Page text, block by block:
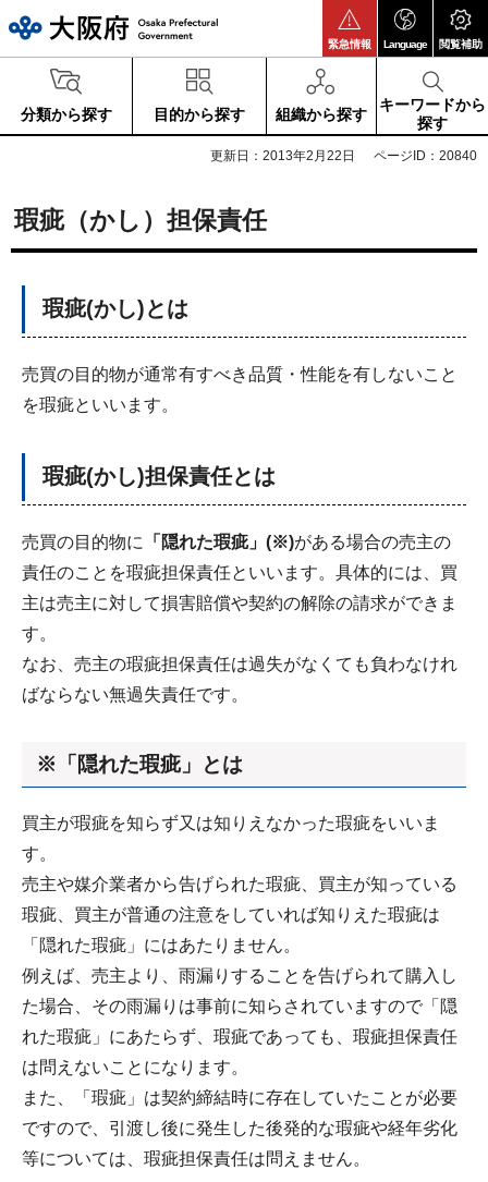
緊急情報 Language 閲覧補助
分類から探す 目的から探す 組織から探す
キーワードから
探す
更新日：2013年2月22日 ページID：20840
瑕疵（かし）担保責任
瑕疵(かし)とは
売買の目的物が通常有すべき品質・性能を有しないこと
を瑕疵といいます。
瑕疵(かし)担保責任とは
売買の目的物に 「隠れた瑕疵」(※)がある場合の売主の
責任のことを瑕疵担保責任といいます。具体的には、買
主は売主に対して損害賠償や契約の解除の請求ができま
す。
なお、売主の瑕疵担保責任は過失がなくても負わなけれ
ばならない無過失責任です。
※「隠れた瑕疵」とは
買主が瑕疵を知らず又は知りえなかった瑕疵をいいま
す。
売主や媒介業者から告げられた瑕疵、買主が知っている
瑕疵、買主が普通の注意をしていれば知りえた瑕疵は
「隠れた瑕疵」にはあたりません。
例えば、売主より、雨漏りすることを告げられて購入し
た場合、その雨漏りは事前に知らされていますので「隠
れた瑕疵」にあたらず、瑕疵であっても、瑕疵担保責任
は問えないことになります。
また、「瑕疵」は契約締結時に存在していたことが必要
ですので、引渡し後に発生した後発的な瑕疵や経年劣化
等については、瑕疵担保責任は問えません。